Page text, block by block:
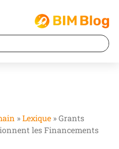
»Lexique »Grants
les Financements